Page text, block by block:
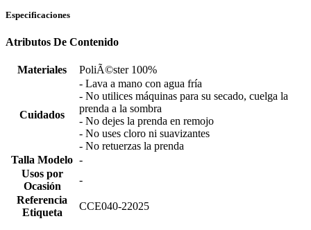
Especificaciones
Atributos De Contenido
Materiales PoliÃ©ster 100%
Cuidados
- Lava a mano con agua fría
- No utilices máquinas para su secado, cuelga la
prenda a la sombra
- No dejes la prenda en remojo
- No uses cloro ni suavizantes
- No retuerzas la prenda
Talla Modelo -
Usos por
Ocasión
-
Referencia
Etiqueta
CCE040-22025